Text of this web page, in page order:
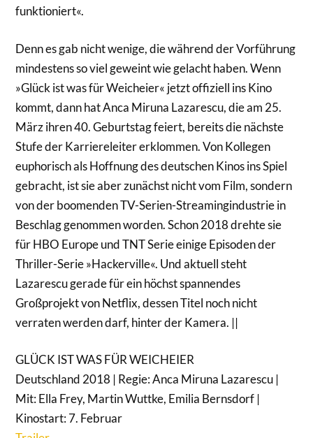
funktioniert«.
Denn es gab nicht wenige, die während der Vorführung
mindestens so viel geweint wie gelacht haben. Wenn
»Glück ist was für Weicheier« jetzt offiziell ins Kino
kommt, dann hat Anca Miruna Lazarescu, die am 25.
März ihren 40. Geburtstag feiert, bereits die nächste
Stufe der Karriereleiter erklommen. Von Kollegen
euphorisch als Hoffnung des deutschen Kinos ins Spiel
gebracht, ist sie aber zunächst nicht vom Film, sondern
von der boomenden TV-Serien-Streamingindustrie in
Beschlag genommen worden. Schon 2018 drehte sie
für HBO Europe und TNT Serie einige Episoden der
Thriller-Serie »Hackerville«. Und aktuell steht
Lazarescu gerade für ein höchst spannendes
Großprojekt von Netflix, dessen Titel noch nicht
verraten werden darf, hinter der Kamera. ||
GLÜCK IST WAS FÜR WEICHEIER
Deutschland 2018 | Regie: Anca Miruna Lazarescu |
Mit: Ella Frey, Martin Wuttke, Emilia Bernsdorf |
Kinostart: 7. Februar